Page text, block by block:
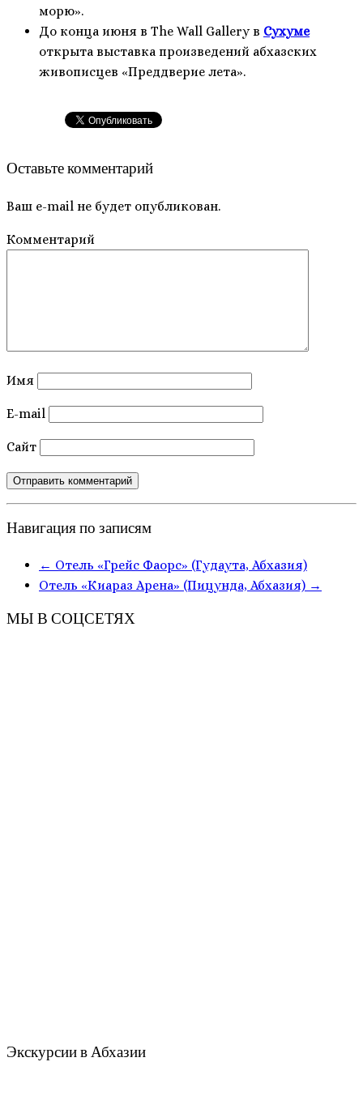
морю».
До конца июня в The Wall Gallery в Сухуме
открыта выставка произведений абхазских
живописцев «Преддверие лета».
Оставьте комментарий
Ваш e-mail не будет опубликован.
Комментарий
Имя
E-mail
Сайт
Навигация по записям
← Отель «Грейс Фаорс» (Гудаута, Абхазия)
Отель «Киараз Арена» (Пицунда, Абхазия) →
МЫ В СОЦСЕТЯХ
Экскурсии в Абхазии